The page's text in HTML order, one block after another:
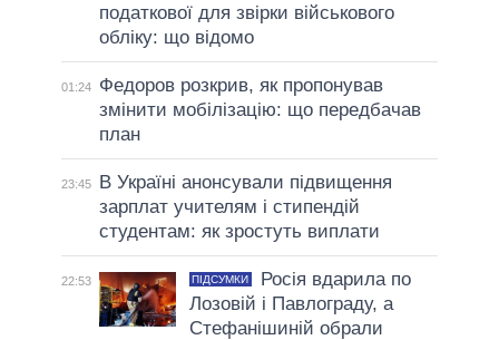
податкової для звірки військового
обліку: що відомо
01:24
Федоров розкрив, як пропонував
змінити мобілізацію: що передбачав
план
23:45
В Україні анонсували підвищення
зарплат учителям і стипендій
студентам: як зростуть виплати
22:53 ПІДСУМКИ
Росія вдарила по
Лозовій і Павлограду, а
Стефанішиній обрали